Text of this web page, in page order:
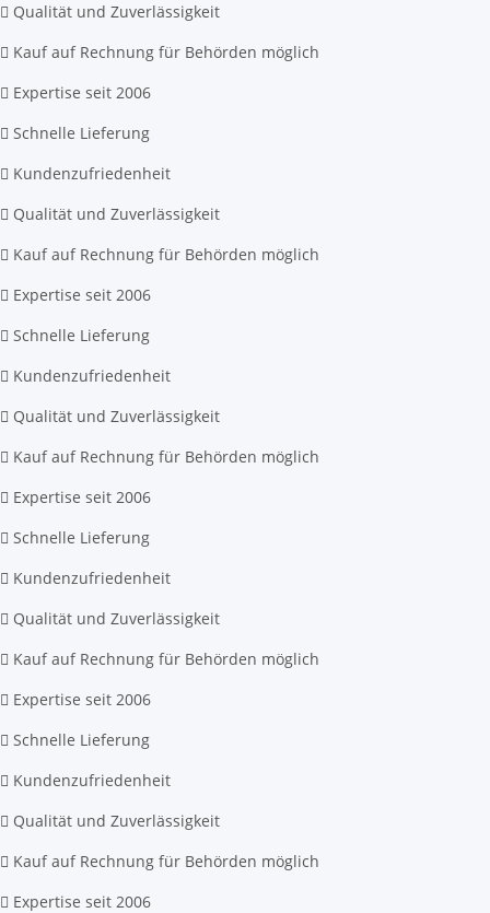
Qualität und Zuverlässigkeit
Kauf auf Rechnung für Behörden möglich
Expertise seit 2006
Schnelle Lieferung
Kundenzufriedenheit
Qualität und Zuverlässigkeit
Kauf auf Rechnung für Behörden möglich
Expertise seit 2006
Schnelle Lieferung
Kundenzufriedenheit
Qualität und Zuverlässigkeit
Kauf auf Rechnung für Behörden möglich
Expertise seit 2006
Schnelle Lieferung
Kundenzufriedenheit
Qualität und Zuverlässigkeit
Kauf auf Rechnung für Behörden möglich
Expertise seit 2006
Schnelle Lieferung
Kundenzufriedenheit
Qualität und Zuverlässigkeit
Kauf auf Rechnung für Behörden möglich
Expertise seit 2006